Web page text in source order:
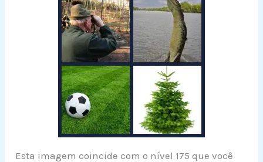
Esta imagem coincide com o nível 175 que você